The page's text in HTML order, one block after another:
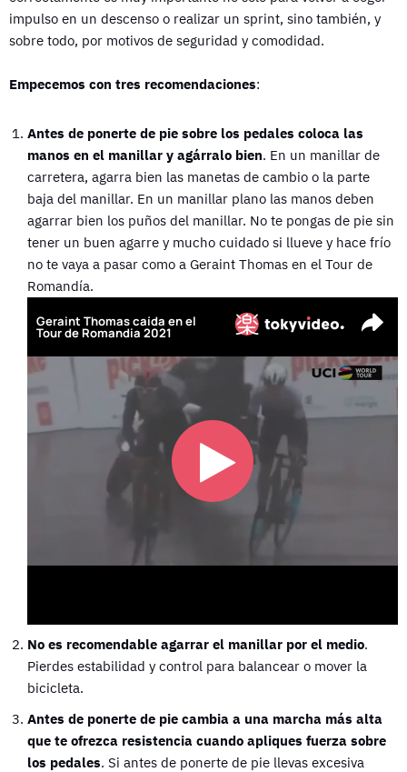
impulso en un descenso o realizar un sprint, sino también, y
sobre todo, por motivos de seguridad y comodidad.
Empecemos con tres recomendaciones:
Antes de ponerte de pie sobre los pedales coloca las
manos en el manillar y agárralo bien. En un manillar de
carretera, agarra bien las manetas de cambio o la parte
baja del manillar. En un manillar plano las manos deben
agarrar bien los puños del manillar. No te pongas de pie sin
tener un buen agarre y mucho cuidado si llueve y hace frío
no te vaya a pasar como a Geraint Thomas en el Tour de
Romandía.
No es recomendable agarrar el manillar por el medio.
Pierdes estabilidad y control para balancear o mover la
bicicleta.
Antes de ponerte de pie cambia a una marcha más alta
que te ofrezca resistencia cuando apliques fuerza sobre
los pedales. Si antes de ponerte de pie llevas excesiva